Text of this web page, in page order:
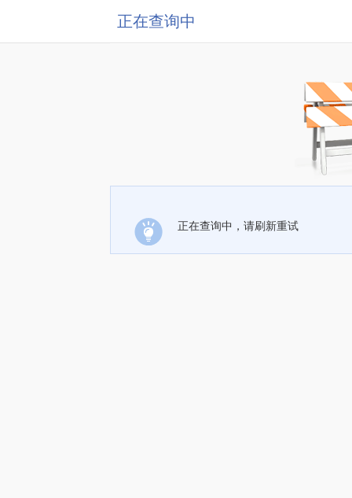
正在查询中
正在查询中，请刷新重试